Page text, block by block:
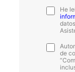
He
de